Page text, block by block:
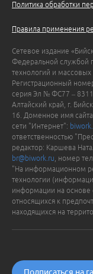
Политика обработки
Правила применения
Сетевое издание
Федеральной службой
технологий и
Регистрационный
серия Эл № ФС77 –
Алтайский край, г.
16. Доменное имя
сети "Интернет":
ответственностью
редактор: Каршева
br@biwork.ru , номер
"На информационном
технологии
информации на основе
относящихся к
находящихся на